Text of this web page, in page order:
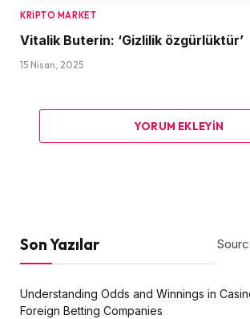
KRIPTO MARKET
Vitalik Buterin: ‘Gizlilik özgürlüktür’
15 Nisan, 2025
YORUM EKLEYIN
Son Yazılar
Understanding Odds and Winnings in
Foreign Betting Companies